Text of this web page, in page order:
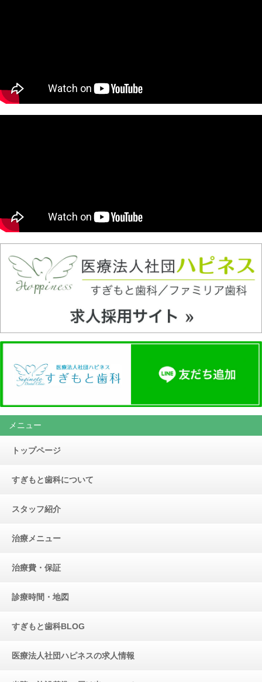
メニュー
トップページ
すぎもと歯科について
スタッフ紹介
治療メニュー
治療費・保証
診療時間・地図
すぎもと歯科BLOG
医療法人社団ハピネスの求人情報